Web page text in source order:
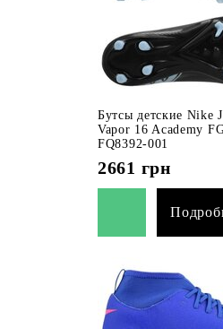
Бутсы детские Nike
Vapor 16 Academy
FQ8392-001
2661 грн